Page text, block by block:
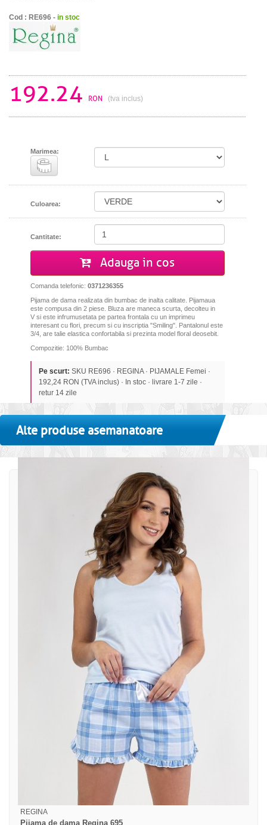
Cod : RE696 - in stoc
192.24 RON (tva inclus)
Marimea:
Culoarea:
Cantitate:
Adauga in cos
Comanda telefonic: 0371236355
Pijama de dama realizata din bumbac de inalta calitate. Pijamaua
este compusa din 2 piese. Bluza are maneca scurta, decolteu in
V si este infrumusetata pe partea frontala cu un imprimeu
interesant cu flori, precum si cu inscriptia "Smiling". Pantalonul este
3/4, are talie elastica confortabila si prezinta model floral deosebit.
Compozitie: 100% Bumbac
Pe scurt: SKU RE696 · REGINA · PIJAMALE Femei ·
192,24 RON (TVA inclus) · In stoc · livrare 1-7 zile ·
retur 14 zile
Alte produse asemanatoare
REGINA
Pijama de dama Regina 695